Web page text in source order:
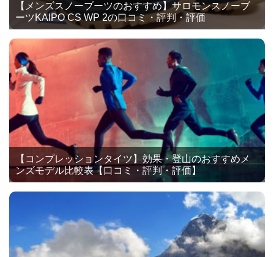
【メンズスノーブーツのおすすめ】サロモンスノーブ
ーツKAIPO CS WP 2の口コミ・評判・評価
【コンプレッションタイツ】効果・登山のおすすめメ
ンズモデル比較表【口コミ・評判・評価】